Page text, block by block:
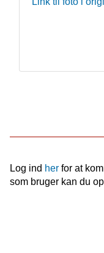
Log ind herfor at
som bruger kan du